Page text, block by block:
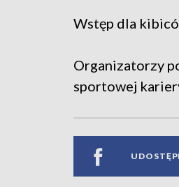
Wstęp dla
Organizatorzy
sportowej